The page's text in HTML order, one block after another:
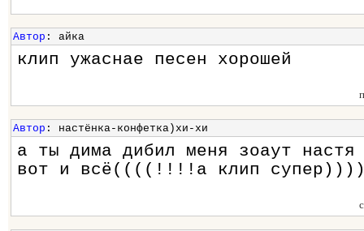
Автор : айка
клип ужаснае песен хорошей
Автор : настёнка-конфетка)хи-хи
а ты дима дибил меня зоаут настя
вот и всё((((!!!!а клип